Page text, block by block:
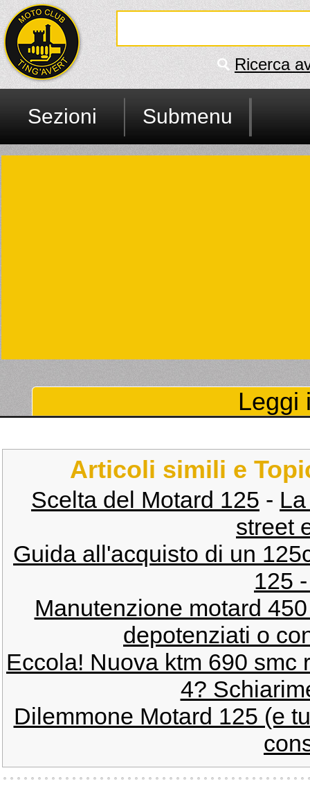
Ricerca
Sezioni Submenu
Leggi
Articoli simili e
Scelta del Motard 125 -
street
Guida all'acquisto di un
125
Manutenzione motard
depotenziati o
Eccola! Nuova ktm 690 smc
4?
Dilemmone Motard 125 (e